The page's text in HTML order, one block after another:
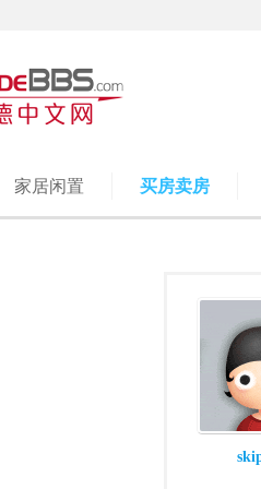
家居闲置 买房卖房